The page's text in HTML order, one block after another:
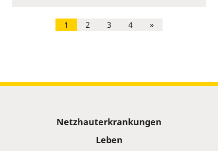
1 2 3 4 »
Netzhauterkrankungen
Leben